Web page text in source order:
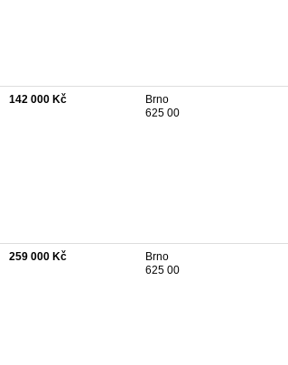
142 000 Kč
Brno
625 00
259 000 Kč
Brno
625 00